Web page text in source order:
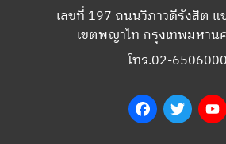
เลขที่ 197 ถนนวิภาวดีรังสิต แ
เขตพญาไท กรุงเทพมหาน
โทร.02-6506000
FacebookTwitter